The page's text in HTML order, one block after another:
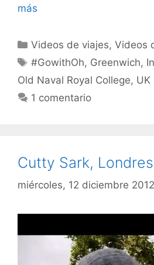
más
Categorías
Videos de viajes,Videos
Etiquetas
#GowithOh, Greenwich,
Old Naval Royal College, UK
1 comentario
Cutty Sark, Londres
miércoles, 12 diciembre 2012